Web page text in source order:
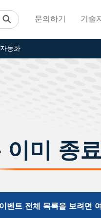
동화
문의하기 기술
이미 종
벤트 전체 목록을 보려면